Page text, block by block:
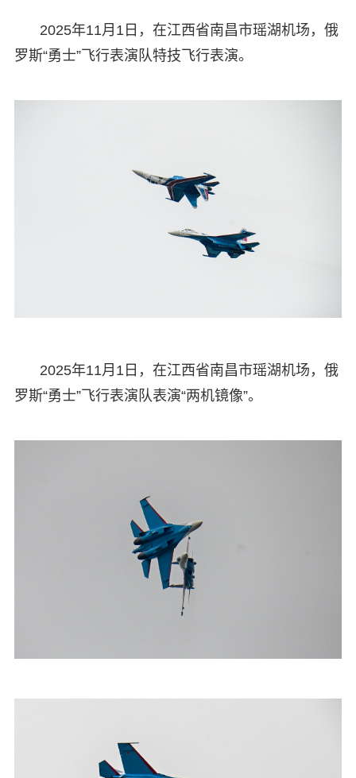
2025年11月1日，在江西省南昌市瑶湖机场，俄
罗斯“勇士”飞行表演队特技飞行表演。
2025年11月1日，在江西省南昌市瑶湖机场，俄
罗斯“勇士”飞行表演队表演“两机镜像”。